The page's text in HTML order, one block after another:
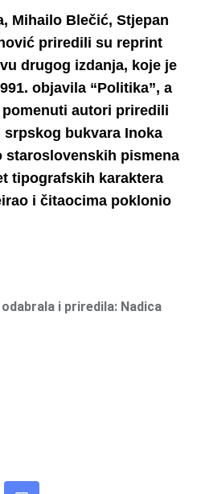
Mihailo Blečić, Stjepan
priredili su reprint
drugog izdanja, koje je
objavila “Politika”, a
autori priredili
bukvara Inoka
staroslovenskih pismena
tipografskih karaktera
i čitaocima poklonio
i priredila: Nadica